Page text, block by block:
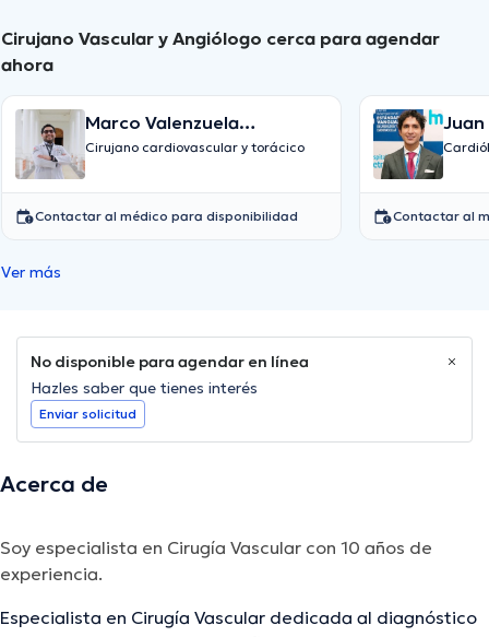
Cirujano Vascular y Angiólogo cerca para agendar
ahora
Marco Valenzuela
Cifuentes
Cirujano cardiovascular y torácico
Contactar al médico para disponibilidad Contactar al
Ver más
No disponible para agendar en línea
Hazles saber que tienes interés
Enviar solicitud
Acerca de
Soy especialista en Cirugía Vascular con 10 años de
experiencia.
Especialista en Cirugía Vascular dedicada al diagnóstico